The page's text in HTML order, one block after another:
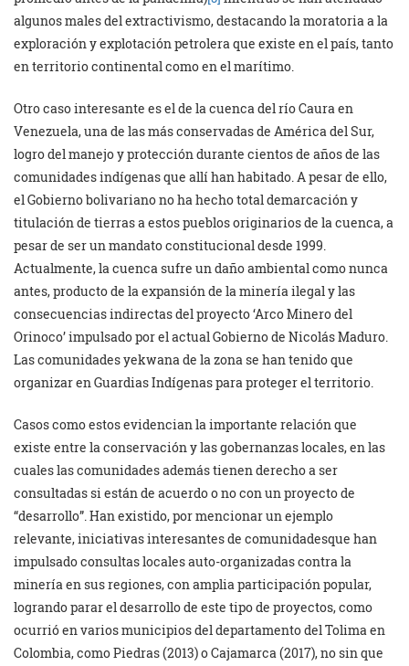
algunos males del extractivismo, destacando la moratoria a la
exploración y explotación petrolera que existe en el país, tanto
en territorio continental como en el marítimo.
Otro caso interesante es el de la cuenca del río Caura en
Venezuela, una de las más conservadas de América del Sur,
logro del manejo y protección durante cientos de años de las
comunidades indígenas que allí han habitado. A pesar de ello,
el Gobierno bolivariano no ha hecho total demarcación y
titulación de tierras a estos pueblos originarios de la cuenca, a
pesar de ser un mandato constitucional desde 1999.
Actualmente, la cuenca sufre un daño ambiental como nunca
antes, producto de la expansión de la minería ilegal y las
consecuencias indirectas del proyecto ‘Arco Minero del
Orinoco’ impulsado por el actual Gobierno de Nicolás Maduro.
Las comunidades yekwana de la zona se han tenido que
organizar en Guardias Indígenas para proteger el territorio.
Casos como estos evidencian la importante relación que
existe entre la conservación y las gobernanzas locales, en las
cuales las comunidades además tienen derecho a ser
consultadas si están de acuerdo o no con un proyecto de
“desarrollo”. Han existido, por mencionar un ejemplo
relevante, iniciativas interesantes de comunidadesque han
impulsado consultas locales auto-organizadas contra la
minería en sus regiones, con amplia participación popular,
logrando parar el desarrollo de este tipo de proyectos, como
ocurrió en varios municipios del departamento del Tolima en
Colombia, como Piedras (2013) o Cajamarca (2017), no sin que